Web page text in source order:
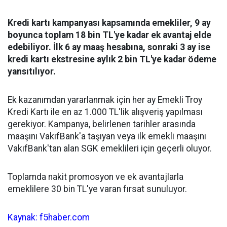
Kredi kartı kampanyası kapsamında emekliler, 9 ay
boyunca toplam 18 bin TL'ye kadar ek avantaj elde
edebiliyor. İlk 6 ay maaş hesabına, sonraki 3 ay ise
kredi kartı ekstresine aylık 2 bin TL'ye kadar ödeme
yansıtılıyor.
Ek kazanımdan yararlanmak için her ay Emekli Troy
Kredi Kartı ile en az 1.000 TL'lik alışveriş yapılması
gerekiyor. Kampanya, belirlenen tarihler arasında
maaşını VakıfBank'a taşıyan veya ilk emekli maaşını
VakıfBank'tan alan SGK emeklileri için geçerli oluyor.
Toplamda nakit promosyon ve ek avantajlarla
emeklilere 30 bin TL'ye varan fırsat sunuluyor.
Kaynak: f5haber.com